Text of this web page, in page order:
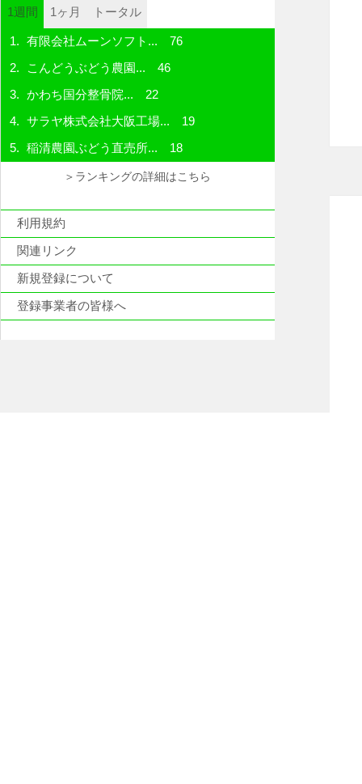
1週間 1ヶ月 トータル
有限会社ムーンソフト... 76
こんどうぶどう農園... 46
かわち国分整骨院... 22
サラヤ株式会社大阪工場... 19
稲清農園ぶどう直売所... 18
＞ランキングの詳細はこちら
利用規約
関連リンク
新規登録について
登録事業者の皆様へ